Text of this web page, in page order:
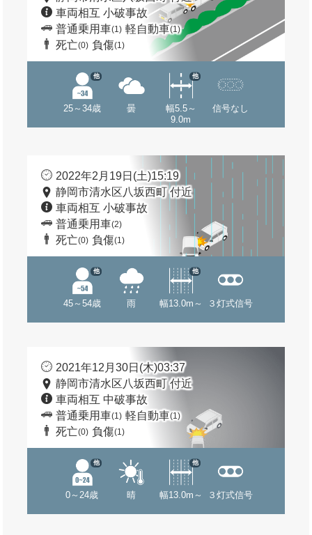
車両相互 小破事故
普通乗用車(1) 軽自動車(1)
死亡(0) 負傷(1)
25～34歳
他
曇
幅5.5～
9.0m
他
信号なし
2022年2月19日(土)15:19
静岡市清水区八坂西町 付近
車両相互 小破事故
普通乗用車(2)
死亡(0) 負傷(1)
45～54歳
他
雨 幅13.0m～
他
３灯式信号
2021年12月30日(木)03:37
静岡市清水区八坂西町 付近
車両相互 中破事故
普通乗用車(1) 軽自動車(1)
死亡(0) 負傷(1)
0～24歳
他
晴 幅13.0m～
他
３灯式信号